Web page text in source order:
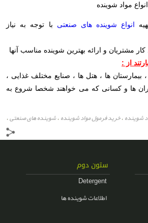
مواد شوینده
انواع شوینده های صنعتی با توجه به نیاز
مشتریان و ارائه بهترین شوینده مناسب آنها
از :
، بیمارستان ها ، هتل ها ، صنایع مختلف غذایی ،
ها و کسانی که می خواهند شخصا شروع به
شوینده ،خرید فرمول مواد شوینده ،شوینده های صنعتی،
ستون دوم
Detergent
اطلاعات شوینده ها